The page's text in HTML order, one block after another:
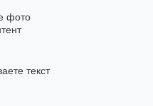
фото
текст